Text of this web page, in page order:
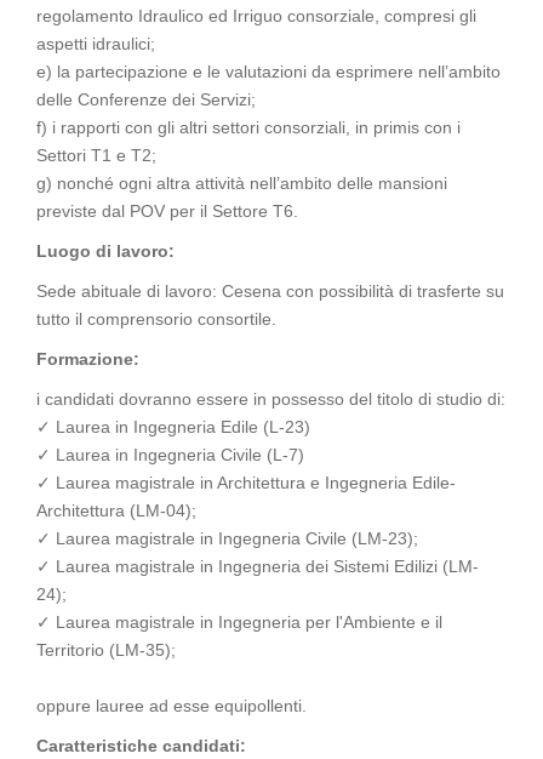
regolamento Idraulico ed Irriguo consorziale, compresi gli
aspetti idraulici;
e) la partecipazione e le valutazioni da esprimere nell’ambito
delle Conferenze dei Servizi;
f) i rapporti con gli altri settori consorziali, in primis con i
Settori T1 e T2;
g) nonché ogni altra attività nell’ambito delle mansioni
previste dal POV per il Settore T6.
Luogo di lavoro:
Sede abituale di lavoro: Cesena con possibilità di trasferte su
tutto il comprensorio consortile.
Formazione:
i candidati dovranno essere in possesso del titolo di studio di:
✓ Laurea in Ingegneria Edile (L-23)
✓ Laurea in Ingegneria Civile (L-7)
✓ Laurea magistrale in Architettura e Ingegneria Edile-
Architettura (LM-04);
✓ Laurea magistrale in Ingegneria Civile (LM-23);
✓ Laurea magistrale in Ingegneria dei Sistemi Edilizi (LM-
24);
✓ Laurea magistrale in Ingegneria per l'Ambiente e il
Territorio (LM-35);
oppure lauree ad esse equipollenti.
Caratteristiche candidati: